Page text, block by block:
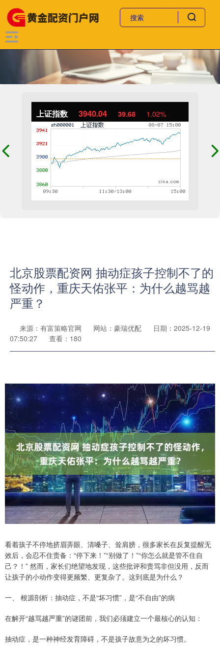
上证指数 3940.04 39.68 1.02%
北京股票配资网 抽动症孩子控制不了的
怪动作，重庆天佑张平：为什么越骂越
严重？
来源：有富策略官网 网站：豪瑞优配
日期：2025-12-19
07:50:27
查看：180
看着孩子不停地挤眉弄眼、清嗓子、耸肩膀，很多家长在反复提醒无
效后，会忍不住责备：“停下来！”“别做了！”“你怎么就是管不住自
己？！” 然而，家长们绝望地发现，这些批评和责骂非但没用，反而
让孩子的小动作变得更频繁、更复杂了。这到底是为什么？
一、 根源剖析：抽动症，不是“坏习惯”，是“不自由”的病
在解开“越骂越严重”的谜团前，我们必须建立一个最核心的认知：
抽动症，是一种神经发育障碍，不是孩子故意为之的坏习惯。